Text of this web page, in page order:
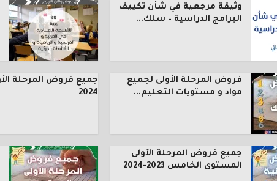
وثيقة مرجعية في شأن تكييف
البرامج الدراسية – سلك...
فروض المرحلة الأولى لجميع
مواد و مستويات التعليم...
2024
جميع فروض المرحلة الأولى
المستوى الخامس 2023-2024